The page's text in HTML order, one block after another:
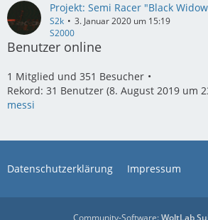
Projekt: Semi Racer "Black
S2k
3. Januar 2020 um 15:19
S2000
Benutzer online
1 Mitglied und 351 Besucher
Rekord: 31 Benutzer (8. August 2019 um
messi
Datenschutzerklärung Impressum
Community-Software:WoltLab